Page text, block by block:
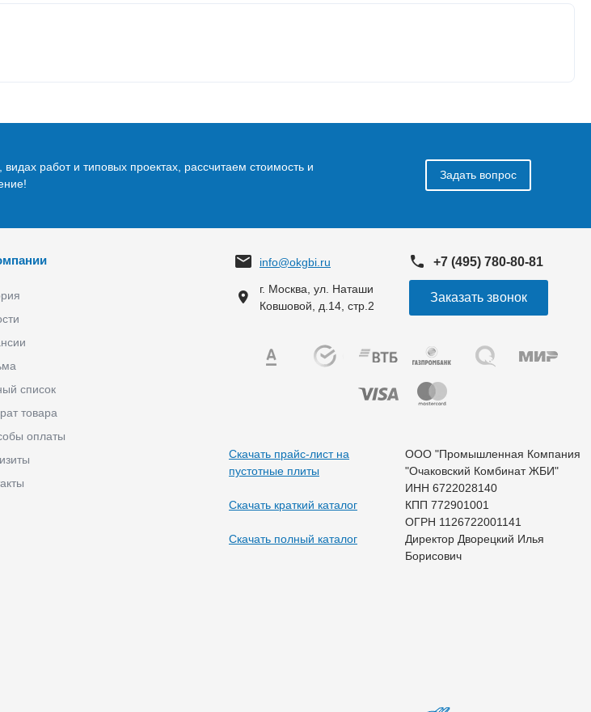
работ и типовых проектах, рассчитаем стоимость и
Задать вопрос
список
товара
оплаты
info@okgbi.ru +7 (495) 780-80-81
г. Москва, ул. Наташи
Ковшовой, д.14, стр.2
Заказать звонок
Скачать прайс-лист на
пустотные плиты
Скачать краткий каталог
Скачать полный каталог
ООО "Промышленная Компания
"Очаковский Комбинат ЖБИ"
ИНН 6722028140
КПП 772901001
ОГРН 1126722001141
Директор Дворецкий Илья
Борисович